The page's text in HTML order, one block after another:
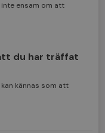
inte ensam om att
du har träffat
kännas som att